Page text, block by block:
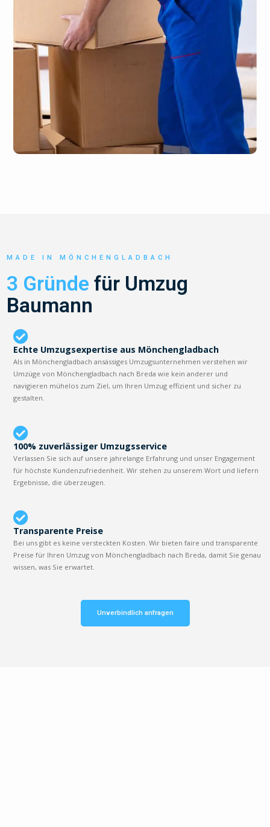
MADE IN MÖNCHENGLADBACH
3 Gründe für Umzug
Baumann
Echte Umzugsexpertise aus Mönchengladbach
Als in Mönchengladbach ansässiges Umzugsunternehmen verstehen wir
Umzüge von Mönchengladbach nach Breda wie kein anderer und
navigieren mühelos zum Ziel, um Ihren Umzug effizient und sicher zu
gestalten.
100% zuverlässiger Umzugsservice
Verlassen Sie sich auf unsere jahrelange Erfahrung und unser Engagement
für höchste Kundenzufriedenheit. Wir stehen zu unserem Wort und liefern
Ergebnisse, die überzeugen.
Transparente Preise
Bei uns gibt es keine versteckten Kosten. Wir bieten faire und transparente
Preise für Ihren Umzug von Mönchengladbach nach Breda, damit Sie genau
wissen, was Sie erwartet.
Unverbindlich anfragen